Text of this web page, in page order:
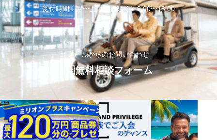
受付時間：月〜土（祝日除く）9:00〜18:00
メールからのお問い合わせ
無料相談フォーム